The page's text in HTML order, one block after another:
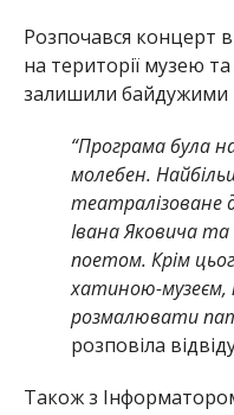
Розпочався концерт
на території музею
залишили байдужими
“Програма була
молебен.
театралізоване
Івана Яковича
поетом. Крім
хатиною-музеєм,
розмалювати
розповіла
Також з